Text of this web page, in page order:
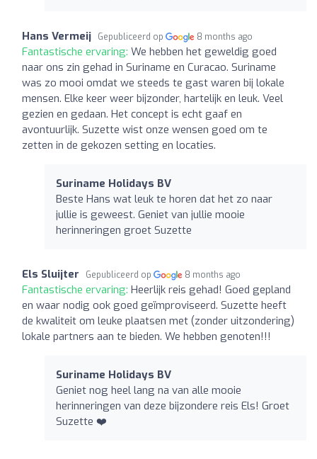
Hans Vermeij Gepubliceerd op 8 months ago
Fantastische ervaring: We hebben het geweldig goed
naar ons zin gehad in Suriname en Curacao. Suriname
was zo mooi omdat we steeds te gast waren bij lokale
mensen. Elke keer weer bijzonder, hartelijk en leuk. Veel
gezien en gedaan. Het concept is echt gaaf en
avontuurlijk. Suzette wist onze wensen goed om te
zetten in de gekozen setting en locaties.
Suriname Holidays BV
Beste Hans wat leuk te horen dat het zo naar
jullie is geweest. Geniet van jullie mooie
herinneringen groet Suzette
Els Sluijter Gepubliceerd op 8 months ago
Fantastische ervaring: Heerlijk reis gehad! Goed gepland
en waar nodig ook goed geïmproviseerd. Suzette heeft
de kwaliteit om leuke plaatsen met (zonder uitzondering)
lokale partners aan te bieden. We hebben genoten!!!
Suriname Holidays BV
Geniet nog heel lang na van alle mooie
herinneringen van deze bijzondere reis Els! Groet
Suzette ❤️